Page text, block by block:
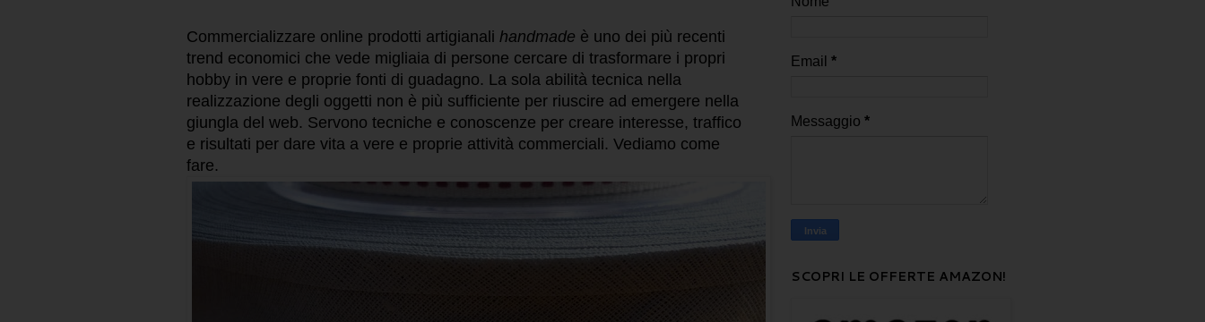
Commercializzare online prodotti artigianali handmade è uno dei più recenti
trend economici che vede migliaia di persone cercare di trasformare i propri
hobby in vere e proprie fonti di guadagno. La sola abilità tecnica nella
realizzazione degli oggetti non è più sufficiente per riuscire ad emergere nella
giungla del web. Servono tecniche e conoscenze per creare interesse, traffico
e risultati per dare vita a vere e proprie attività commerciali. Vediamo come
fare.
Email *
Messaggio *
SCOPRI LE OFFERTE AMAZON!